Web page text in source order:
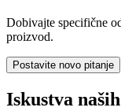
Dobivajte specifične
proizvod.
Postavite novo pitanje
Iskustva